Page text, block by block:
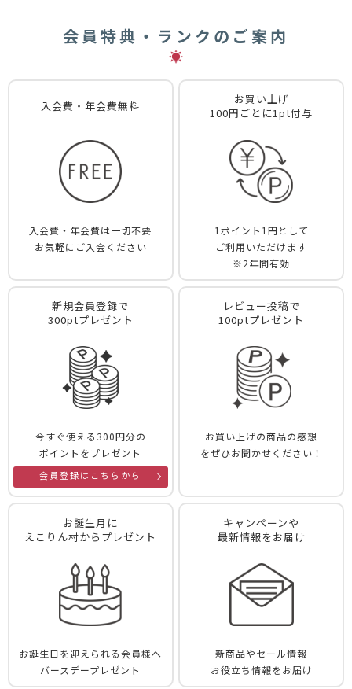
会員特典・ランクのご案内
入会費・年会費無料
入会費・年会費は一切不要
お気軽にご入会ください
お買い上げ
100円ごとに1pt付与
1ポイント1円として
ご利用いただけます
※2年間有効
新規会員登録で
300ptプレゼント
今すぐ使える300円分の
ポイントをプレゼント
会員登録はこちらから
レビュー投稿で
100ptプレゼント
お買い上げの商品の感想
をぜひお聞かせください！
お誕生月に
えこりん村からプレゼント
お誕生日を迎えられる会員様へ
バースデープレゼント
キャンペーンや
最新情報をお届け
新商品やセール情報
お役立ち情報をお届け